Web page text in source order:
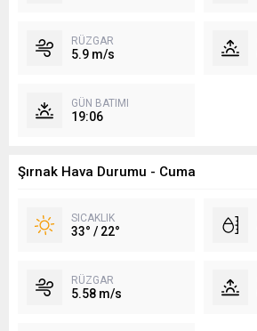
RÜZGAR
5.9 m/s
GÜN BATIMI
19:06
Şırnak Hava Durumu - Cuma
SICAKLIK
33° / 22°
RÜZGAR
5.58 m/s